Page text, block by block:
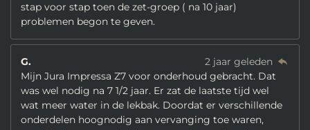
stap voor stap toen de zet-groep ( na 10 jaar)
problemen begon te geven.
G.
2 jaar geleden
Mijn Jura Impressa Z7 voor onderhoud gebracht. Dat
was wel nodig na 7 1/2 jaar. Er zat de laatste tijd wel
wat meer water in de lekbak. Doordat er verschillende
onderdelen hoognodig aan vervanging toe waren,